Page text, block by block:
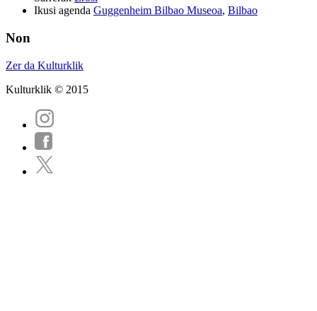
Ikusi agenda Guggenheim Bilbao Museoa, Bilbao
Non
Zer da Kulturklik
Kulturklik © 2015